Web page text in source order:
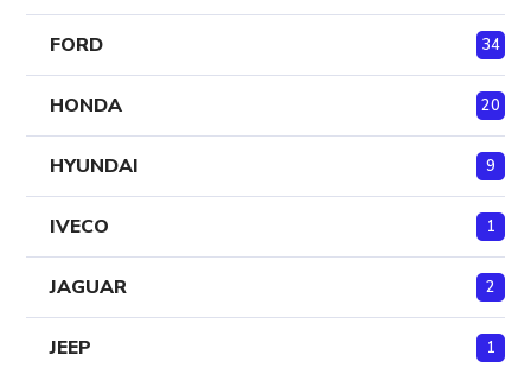
FORD 34
HONDA 20
HYUNDAI 9
IVECO 1
JAGUAR 2
JEEP 1